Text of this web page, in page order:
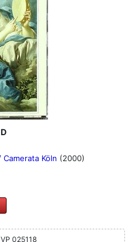
Köln (2000)
025118